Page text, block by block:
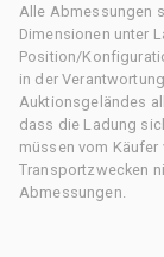
Alle Abmessungen
Dimensionen unter
Position/
in der
Auktionsgeländes
dass die Ladung
müssen vom
Transportzwecken
Abmessungen.